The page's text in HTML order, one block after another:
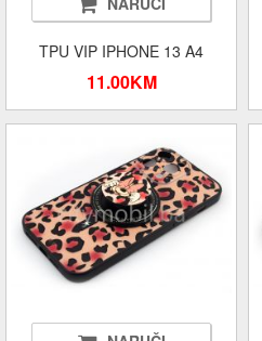
TPU VIP IPHONE 13 A4
11.00KM